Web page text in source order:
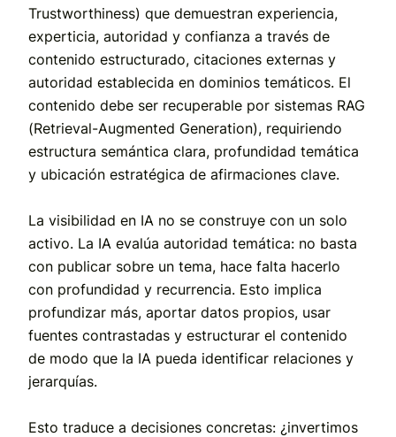
Trustworthiness) que demuestran experiencia,
experticia, autoridad y confianza a través de
contenido estructurado, citaciones externas y
autoridad establecida en dominios temáticos. El
contenido debe ser recuperable por sistemas RAG
(Retrieval-Augmented Generation), requiriendo
estructura semántica clara, profundidad temática
y ubicación estratégica de afirmaciones clave.
La visibilidad en IA no se construye con un solo
activo. La IA evalúa autoridad temática: no basta
con publicar sobre un tema, hace falta hacerlo
con profundidad y recurrencia. Esto implica
profundizar más, aportar datos propios, usar
fuentes contrastadas y estructurar el contenido
de modo que la IA pueda identificar relaciones y
jerarquías.
Esto traduce a decisiones concretas: ¿invertimos